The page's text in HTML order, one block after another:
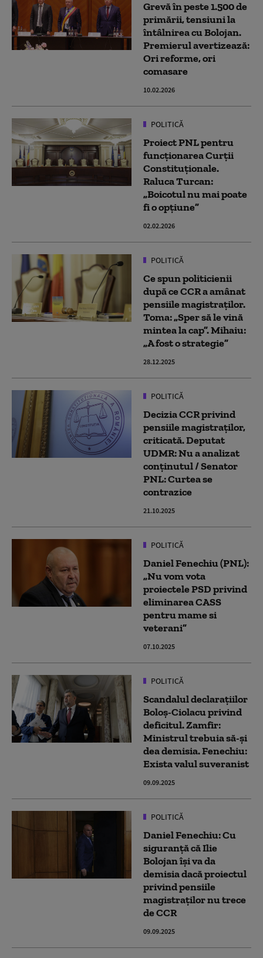
Grevă în peste 1.500 de
primării, tensiuni la
întâlnirea cu Bolojan.
Premierul avertizează:
Ori reforme, ori
comasare
10.02.2026
POLITICĂ
Proiect PNL pentru
funcționarea Curții
Constituționale.
Raluca Turcan:
„Boicotul nu mai poate
fi o opţiune”
02.02.2026
POLITICĂ
Ce spun politicienii
după ce CCR a amânat
pensiile magistraților.
Toma: „Sper să le vină
mintea la cap”. Mihaiu:
„A fost o strategie”
28.12.2025
POLITICĂ
Decizia CCR privind
pensiile magistraților,
criticată. Deputat
UDMR: Nu a analizat
conținutul / Senator
PNL: Curtea se
contrazice
21.10.2025
POLITICĂ
Daniel Fenechiu (PNL):
„Nu vom vota
proiectele PSD privind
eliminarea CASS
pentru mame si
veterani”
07.10.2025
POLITICĂ
Scandalul declarațiilor
Boloș-Ciolacu privind
deficitul. Zamfir:
Ministrul trebuia să-și
dea demisia. Fenechiu:
Exista valul suveranist
09.09.2025
POLITICĂ
Daniel Fenechiu: Cu
siguranță că Ilie
Bolojan își va da
demisia dacă proiectul
privind pensiile
magistraților nu trece
de CCR
09.09.2025